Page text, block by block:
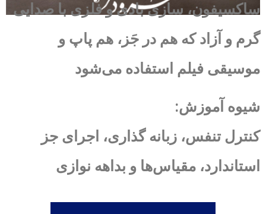
ساکسیفون، سازی بادی و فلزی با صدایی
گرم و آزاد که هم در جَز، هم پاپ و
موسیقی فیلم استفاده می‌شود
شیوه آموزش:
کنترل تنفس، زبانه‌ گذاری، اجرای جز
استاندارد، مقیاس‌ها و بداهه‌ نوازی